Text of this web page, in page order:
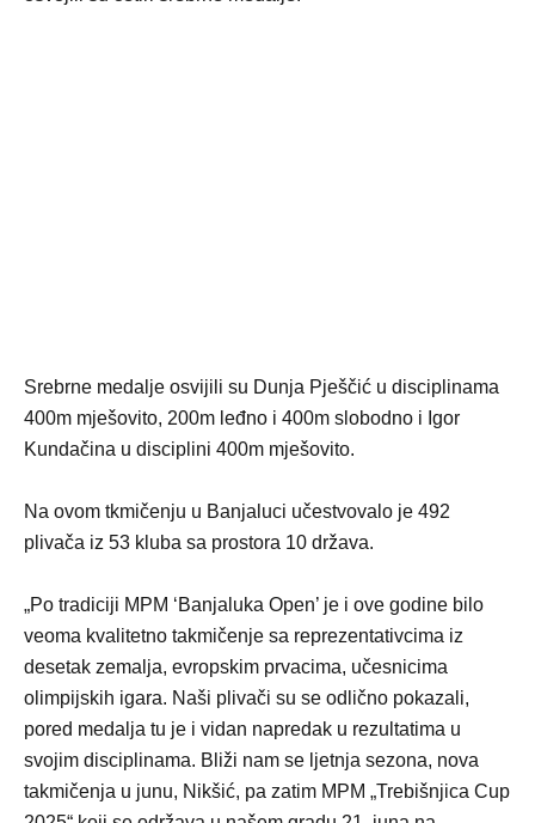
Srebrne medalje osvijili su Dunja Pješčić u disciplinama
400m mješovito, 200m leđno i 400m slobodno i Igor
Kundačina u disciplini 400m mješovito.
Na ovom tkmičenju u Banjaluci učestvovalo je 492
plivača iz 53 kluba sa prostora 10 država.
„Po tradiciji MPM ‘Banjaluka Open’ je i ove godine bilo
veoma kvalitetno takmičenje sa reprezentativcima iz
desetak zemalja, evropskim prvacima, učesnicima
olimpijskih igara. Naši plivači su se odlično pokazali,
pored medalja tu je i vidan napredak u rezultatima u
svojim disciplinama. Bliži nam se ljetnja sezona, nova
takmičenja u junu, Nikšić, pa zatim MPM „Trebišnjica Cup